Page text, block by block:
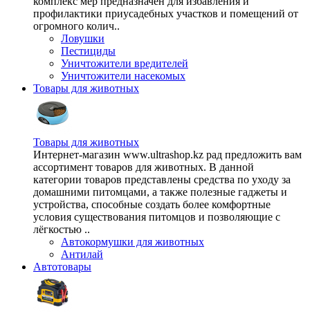
профилактики приусадебных участков и помещений от
огромного колич..
Ловушки
Пестициды
Уничтожители вредителей
Уничтожители насекомых
Товары для животных
Товары для животных
Интернет-магазин www.ultrashop.kz рад предложить вам
ассортимент товаров для животных. В данной
категории товаров представлены средства по уходу за
домашними питомцами, а также полезные гаджеты и
устройства, способные создать более комфортные
условия существования питомцов и позволяющие с
лёгкостью ..
Автокормушки для животных
Антилай
Автотовары